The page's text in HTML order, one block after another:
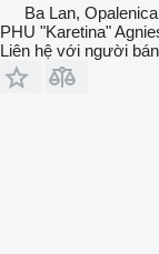
Ba Lan, Opalenica
PHU "Karetina"
Liên hệ với người bán